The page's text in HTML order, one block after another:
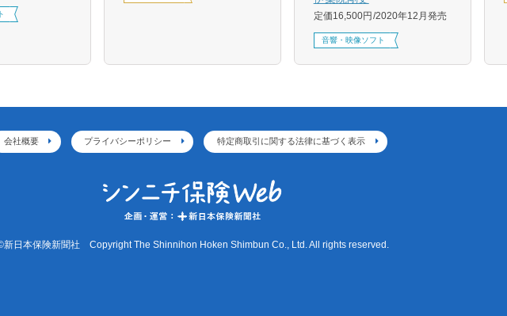
定価16,500円 2020年12月発売
音響・映像ソフト
会社概要 プライバシーポリシー 特定商取引に関する法律に基づく表示
新日本保険新聞社 Copyright The Shinnihon Hoken Shimbun Co., Ltd. All rights reserved.